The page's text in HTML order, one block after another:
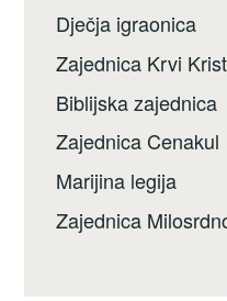
Dječja igraonica
Zajednica Krvi
Biblijska zajednica
Zajednica Cenakul
Marijina legija
Zajednica